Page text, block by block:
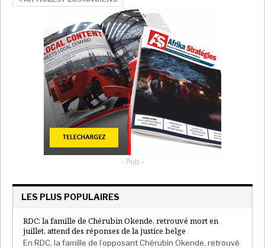
- Pub -
LES PLUS POPULAIRES
RDC: la famille de Chérubin Okende, retrouvé mort en
juillet, attend des réponses de la justice belge
En RDC, la famille de l’opposant Chérubin Okende, retrouvé